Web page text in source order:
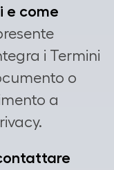
e come
i Termini
o
a